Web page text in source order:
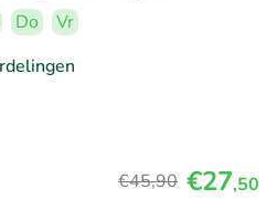
Do
Vr
€45,90 €27,50